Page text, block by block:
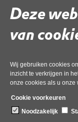
Deze
van
Wij gebruiken cookies
inzicht te verkrijgen in
onze cookies als u
Cookie voorkeuren
Noodzakelijk
Download